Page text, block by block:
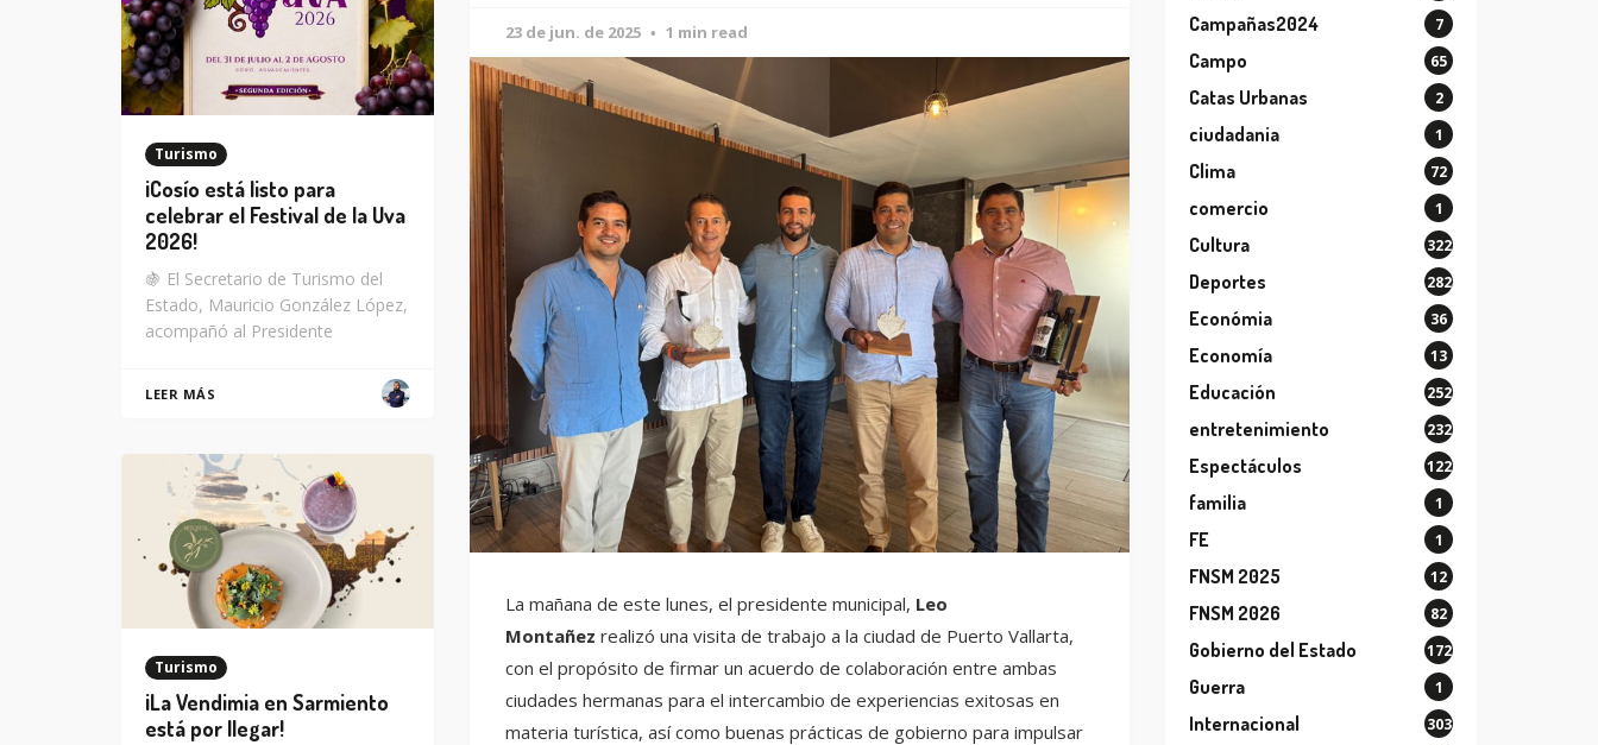
23 de jun. de 2025 1 min read
La mañana de este lunes, el presidente municipal, Leo
Montañez realizó una visita de trabajo a la ciudad de Puerto Vallarta,
con el propósito de firmar un acuerdo de colaboración entre ambas
ciudades hermanas para el intercambio de experiencias exitosas en
materia turística, así como buenas prácticas de gobierno para impulsar
Turismo
¡Cosío está listo para
celebrar el Festival de la Uva
2026!
🍇 El Secretario de Turismo del
Estado, Mauricio González López,
acompañó al Presidente
LEER MÁS
Turismo
¡La Vendimia en Sarmiento
está por llegar!
Campañas2024 7
Campo 65
Catas Urbanas 2
ciudadania 1
Clima 72
comercio 1
Cultura 322
Deportes 282
Económia 36
Economía 13
Educación 252
entretenimiento 232
Espectáculos 122
familia 1
FE 1
FNSM 2025 12
FNSM 2026 82
Gobierno del Estado 172
Guerra 1
Internacional 303